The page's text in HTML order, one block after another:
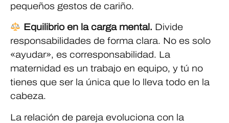
pequeños gestos de cariño.
Equilibrio en la carga mental. Divide
responsabilidades de forma clara. No es solo
«ayudar», es corresponsabilidad. La
maternidad es un trabajo en equipo, y tú no
tienes que ser la única que lo lleva todo en la
cabeza.
La relación de pareja evoluciona con la